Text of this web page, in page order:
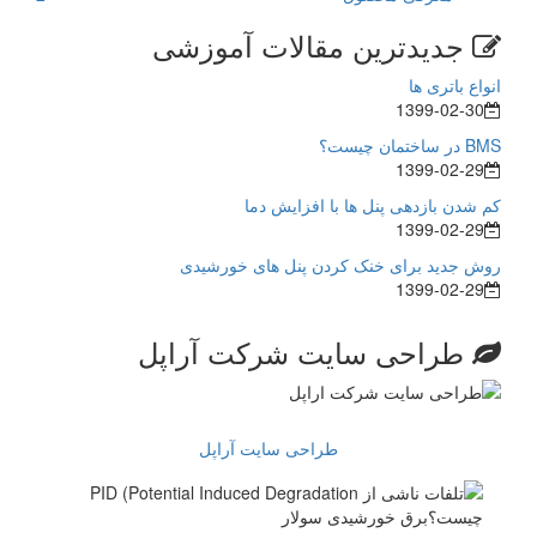
جدیدترین مقالات آموزشی
انواع باتری ها
1399-02-30
BMS در ساختمان چیست؟
1399-02-29
کم شدن بازدهی پنل ها با افزایش دما
1399-02-29
روش جدید برای خنک کردن پنل های خورشیدی
1399-02-29
طراحی سایت شرکت آراپل
طراحی سایت آراپل